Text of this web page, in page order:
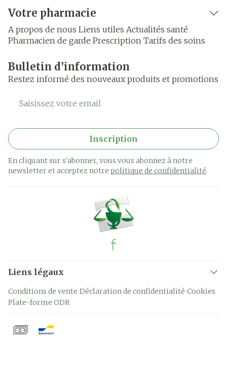
Votre pharmacie
A propos de nous Liens utiles Actualités santé
Pharmacien de garde Prescription Tarifs des soins
Bulletin d’information
Restez informé des nouveaux produits et promotions
Adresse mail
Inscription
En cliquant sur s'abonner, vous vous abonnez à notre
newsletter et acceptez notre politique de confidentialité.
Liens légaux
Conditions de vente Déclaration de confidentialité Cookies
Plate-forme ODR